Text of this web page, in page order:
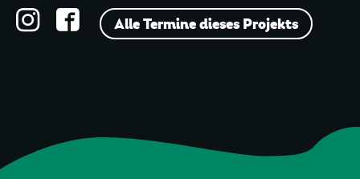
Alle Termine dieses Projekts